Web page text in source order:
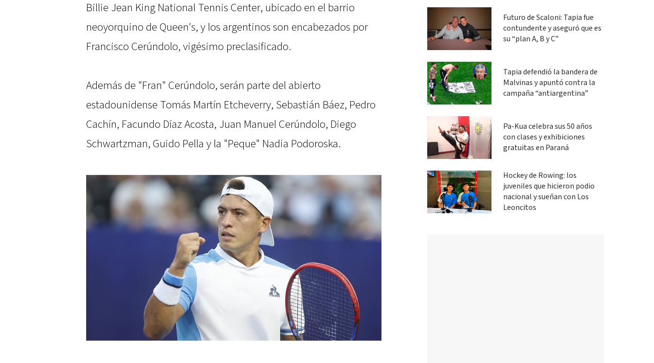
Billie Jean King National Tennis Center, ubicado en el barrio
neoyorquino de Queen's, y los argentinos son encabezados por
Francisco Cerúndolo, vigésimo preclasificado.
Además de "Fran" Cerúndolo, serán parte del abierto
estadounidense Tomás Martín Etcheverry, Sebastián Báez, Pedro
Cachín, Facundo Díaz Acosta, Juan Manuel Cerúndolo, Diego
Schwartzman, Guido Pella y la "Peque" Nadia Podoroska.
Futuro de Scaloni: Tapia fue
contundente y aseguró que es
su “plan A, B y C”
Tapia defendió la bandera de
Malvinas y apuntó contra la
campaña “antiargentina”
Pa-Kua celebra sus 50 años
con clases y exhibiciones
gratuitas en Paraná
Hockey de Rowing: los
juveniles que hicieron podio
nacional y sueñan con Los
Leoncitos